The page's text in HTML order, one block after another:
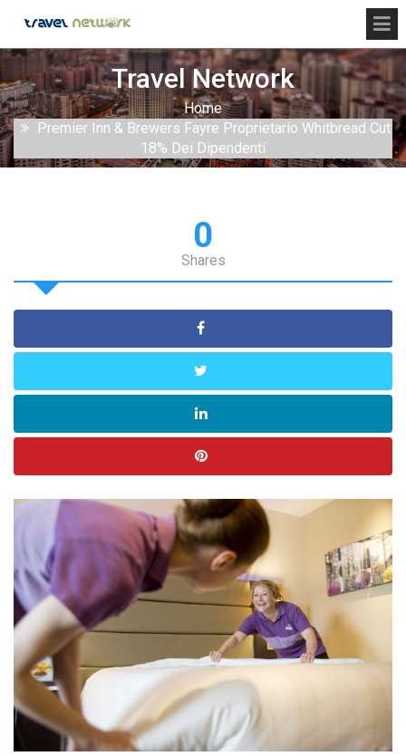
Travel Network
Home
Premier Inn & Brewers Fayre Proprietario Whitbread Cut
18% Dei Dipendenti
0
Shares